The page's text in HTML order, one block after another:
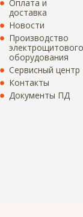
Оплата и
доставка
Новости
Производство
электрощитового
оборудования
Сервисный центр
Контакты
Документы ПД